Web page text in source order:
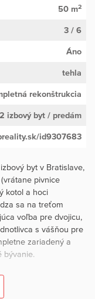
50 m2
3 / 6
Áno
tehla
rekonštrukcia
2 izbový byt / predám
id9307683
byt v Bratislave,
pivnice
kotol a hoci
sa na treťom
voľba pre dvojicu,
s vášňou pre
zariadený a
bývanie.
Byt prešiel pred 20
v byte nový kotol,